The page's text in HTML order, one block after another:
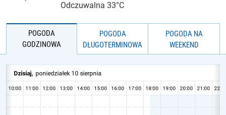
Odczuwalna 33°C
POGODA
GODZINOWA
POGODA
DŁUGOTERMINOWA
POGODA NA
WEEKEND